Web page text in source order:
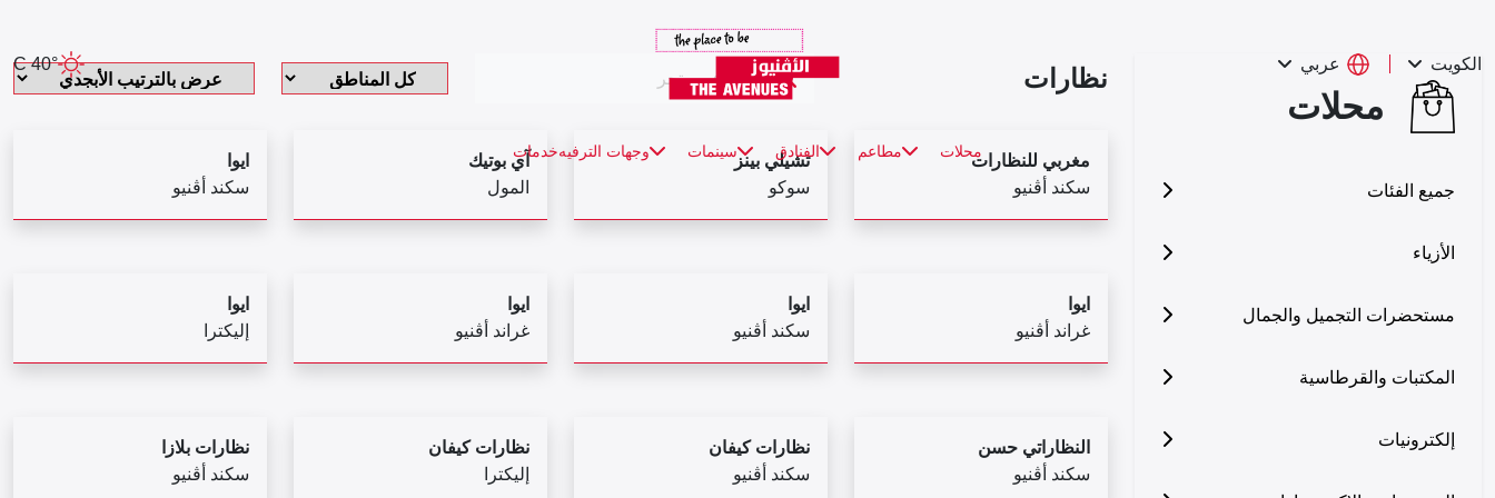
الكويت عربي 40° C
محلات مطاعم الفنادق سينمات وجهات الترفيهخدمات
محلات
جميع الفئات
الأزياء
مستحضرات التجميل والجمال
المكتبات والقرطاسية
إلكترونيات
نظارات
مغربي للنظارات
سكند أڤنيو
تشيلي بينز
سوكو
آي بوتيك
المول
ايوا
سكند أڤنيو
ايوا
غراند أڤنيو
ايوا
سكند أڤنيو
ايوا
غراند أڤنيو
ايوا
إليكترا
النظاراتي حسن
سكند أڤنيو
نظارات كيفان
سكند أڤنيو
نظارات كيفان
إليكترا
نظارات بلازا
سكند أڤنيو